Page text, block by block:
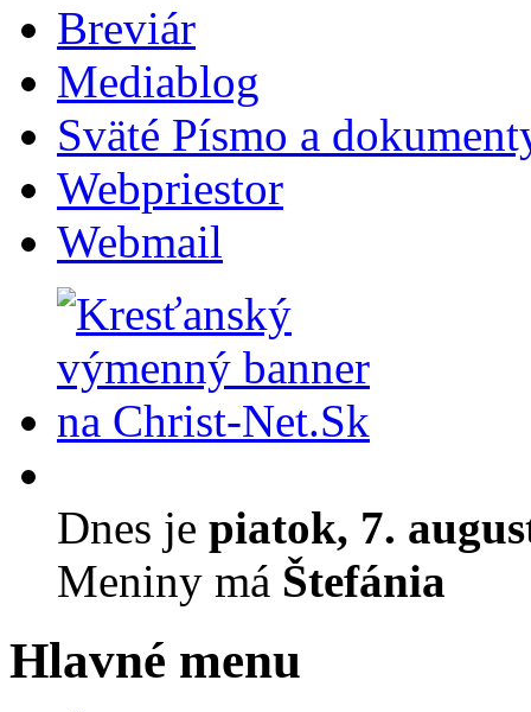
Breviár
Mediablog
Sväté Písmo a
Webpriestor
Webmail
Dnes je piatok, 7.
Meniny má Štefánia
Hlavné menu